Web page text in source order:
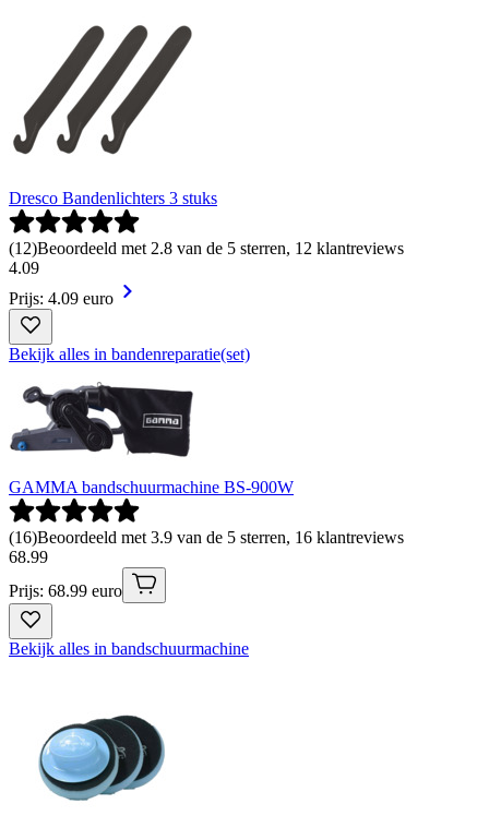
Dresco Bandenlichters 3 stuks
(12)Beoordeeld met 2.8 van de 5 sterren, 12 klantreviews
4.09
Prijs: 4.09 euro
Bekijk alles in bandenreparatie(set)
GAMMA bandschuurmachine BS-900W
(16)Beoordeeld met 3.9 van de 5 sterren, 16 klantreviews
68.99
Prijs: 68.99 euro
Bekijk alles in bandschuurmachine